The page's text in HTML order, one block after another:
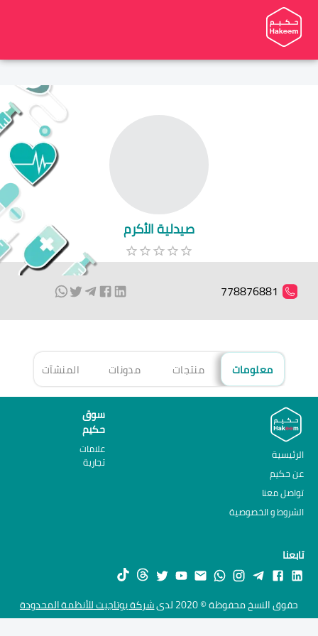
صيدلية الأكرم
778876881
معلومات منتجات مدونات المنشآت
الرئيسية
عن حكيم
تواصل معنا
الشروط و الخصوصية
سوق
حكيم
علامات
تجارية
تابعنا
حقوق النسخ محفوظة © 2020 لدى شركة يوتاجيت للأنظمة المحدودة